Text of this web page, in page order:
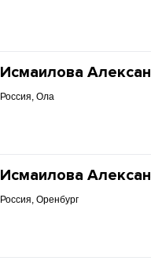
Исмаилова
Россия, Ола
Исмаилова
Россия, Оренбург